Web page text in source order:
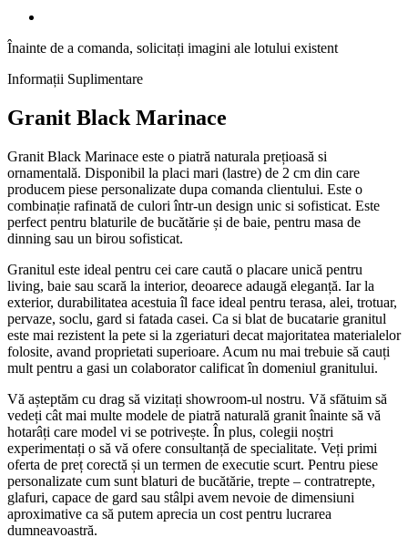
Înainte de a comanda, solicitați imagini ale lotului existent
Informații Suplimentare
Granit Black Marinace
Granit Black Marinace este o piatră naturala prețioasă si
ornamentală. Disponibil la placi mari (lastre) de 2 cm din care
producem piese personalizate dupa comanda clientului. Este o
combinație rafinată de culori într-un design unic si sofisticat. Este
perfect pentru blaturile de bucătărie și de baie, pentru masa de
dinning sau un birou sofisticat.
Granitul este ideal pentru cei care caută o placare unică pentru
living, baie sau scară la interior, deoarece adaugă eleganță. Iar la
exterior, durabilitatea acestuia îl face ideal pentru terasa, alei, trotuar,
pervaze, soclu, gard si fatada casei. Ca si blat de bucatarie granitul
este mai rezistent la pete si la zgeriaturi decat majoritatea materialelor
folosite, avand proprietati superioare. Acum nu mai trebuie să cauți
mult pentru a gasi un colaborator calificat în domeniul granitului.
Vă așteptăm cu drag să vizitați showroom-ul nostru. Vă sfătuim să
vedeți cât mai multe modele de piatră naturală granit înainte să vă
hotarâți care model vi se potrivește. În plus, colegii noștri
experimentați o să vă ofere consultanță de specialitate. Veți primi
oferta de preț corectă și un termen de executie scurt. Pentru piese
personalizate cum sunt blaturi de bucătărie, trepte – contratrepte,
glafuri, capace de gard sau stâlpi avem nevoie de dimensiuni
aproximative ca să putem aprecia un cost pentru lucrarea
dumneavoastră.